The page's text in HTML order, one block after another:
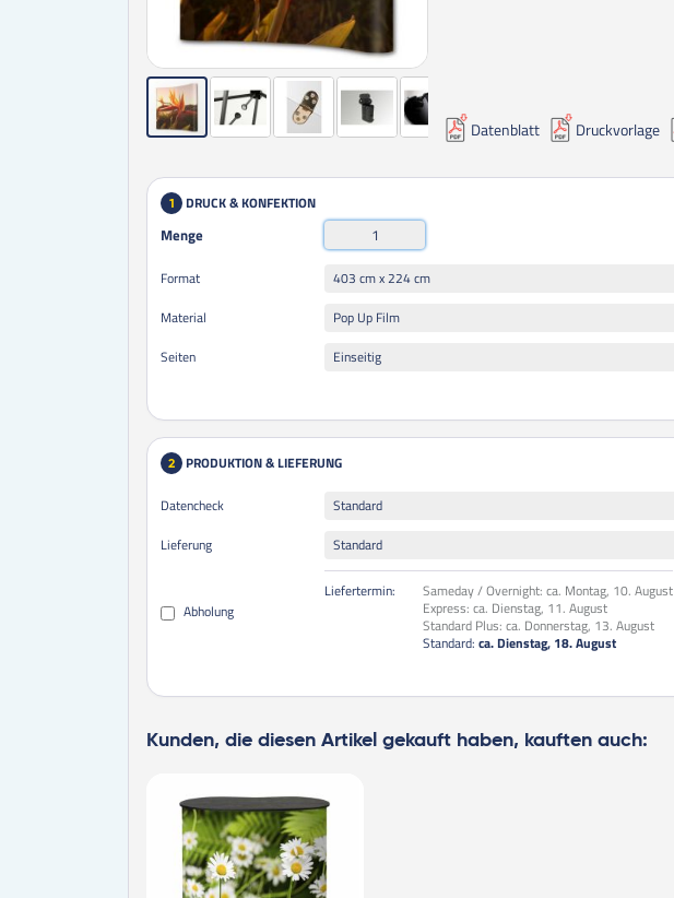
Datenblatt Druckvorlage
1 DRUCK & KONFEKTION
Menge
Format
403 cm x 224 cm
Material
Pop Up Film
Seiten
Einseitig
2 PRODUKTION & LIEFERUNG
Datencheck
Standard
Lieferung
Standard
Abholung
Liefertermin: Sameday / Overnight: ca. Montag, 10. August
Express: ca. Dienstag, 11. August
Standard Plus: ca. Donnerstag, 13. August
Standard: ca. Dienstag, 18. August
Kunden, die diesen Artikel gekauft haben, kauften auch: